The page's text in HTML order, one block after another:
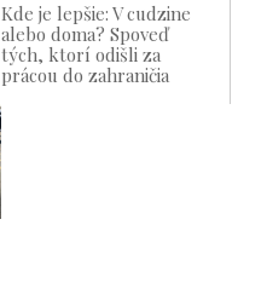
Kde je lepšie: V cudzine
alebo doma? Spoveď
tých, ktorí odišli za
prácou do zahraničia